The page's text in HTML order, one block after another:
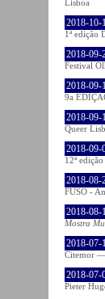
Lisboa
2018-10-
1ª edição
2018-09-
Festival
2018-09-
9a
2018-09-
Queer
2018-09-
12ª
2018-08-
FUSO -
2018-08-
Mostra
2018-07-
Citemor —
2018-07-
Pieter